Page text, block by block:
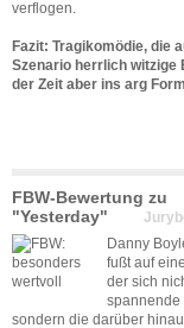
verflogen.
Fazit: Tragikomödie, die
Szenario herrlich witzige
der Zeit aber ins arg
FBW-Bewertung zu
"Yesterday"
Danny
fußt auf
der sich
spannende
sondern die darüber